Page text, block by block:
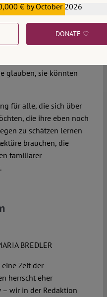
zunehmend unter
Verstand verliert,
das Chaos, das
dort oben entfesselt –
Größenwahn, dem
glauben, sie könnten
für alle, die sich über
die ihre eben noch
zu schätzen lernen
brauchen, die
familiärer
BREDLER
Zeit der
herrscht eher
– wir in der Redaktion
€ by October 2026
DONATE ♡